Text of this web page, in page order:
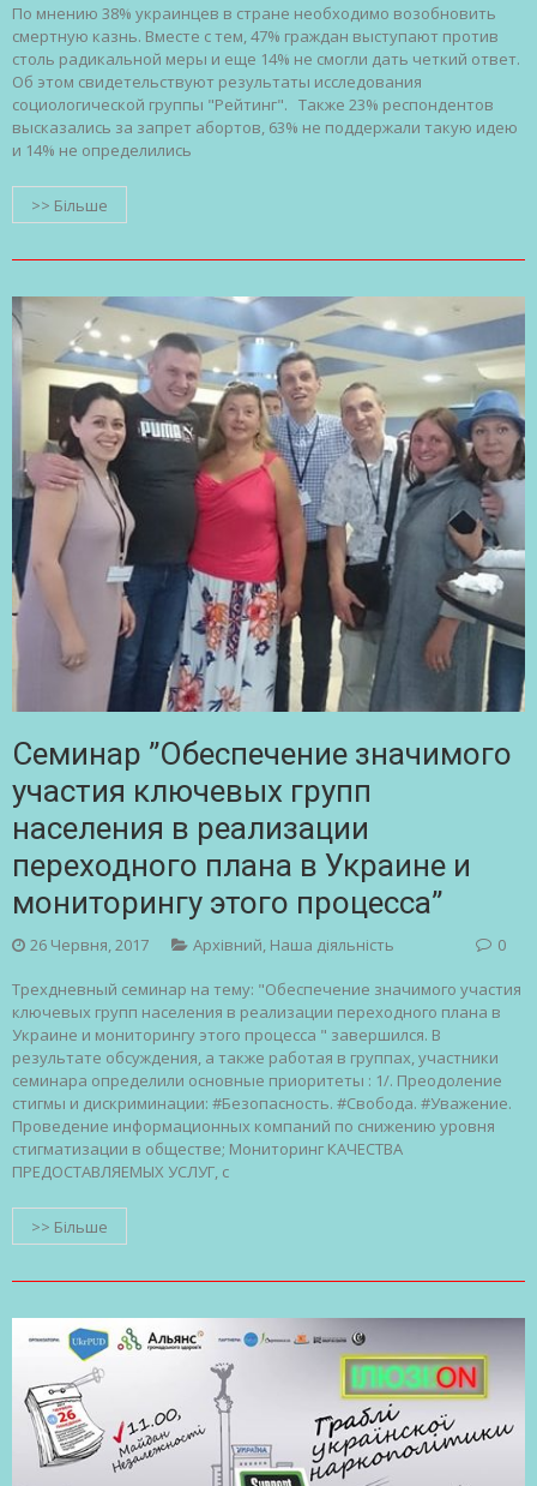
По мнению 38% украинцев в стране необходимо возобновить
смертную казнь. Вместе с тем, 47% граждан выступают против
столь радикальной меры и еще 14% не смогли дать четкий ответ.
Об этом свидетельствуют результаты исследования
социологической группы "Рейтинг". Также 23% респондентов
высказались за запрет абортов, 63% не поддержали такую идею
и 14% не определились
>> Більше
Семинар ”Обеспечение значимого
участия ключевых групп
населения в реализации
переходного плана в Украине и
мониторингу этого процесса”
26 Червня, 2017 Архівний, Наша діяльність 0
Трехдневный семинар на тему: "Обеспечение значимого участия
ключевых групп населения в реализации переходного плана в
Украине и мониторингу этого процесса " завершился. В
результате обсуждения, а также работая в группах, участники
семинара определили основные приоритеты : 1/. Преодоление
стигмы и дискриминации: #Безопасность. #Свобода. #Уважение.
Проведение информационных компаний по снижению уровня
стигматизации в обществе; Мониторинг КАЧЕСТВА
ПРЕДОСТАВЛЯЕМЫХ УСЛУГ, с
>> Більше